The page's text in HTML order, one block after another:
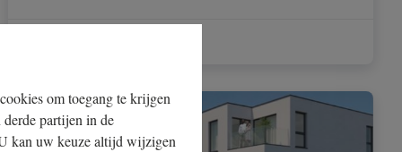
om toegang te krijgen
derde partijen in de
kan uw keuze altijd wijzigen
NIEUW